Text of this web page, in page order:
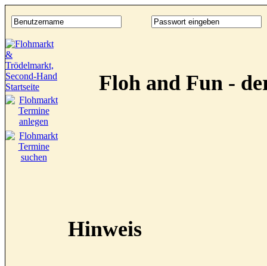
Floh and Fun -
Hinweis